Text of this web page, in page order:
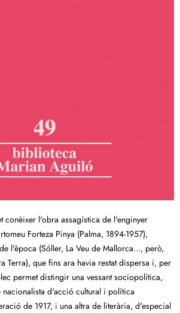
conèixer l'obra assagística de l'enginyer
Forteza Pinya (Palma, 1894-1957),
l'època (Sóller, La Veu de Mallorca..., però,
Terra), que fins ara havia restat dispersa i, per
permet distingir una vessant sociopolítica,
d'acció cultural i política
de 1917, i una altra de literària, d'especial